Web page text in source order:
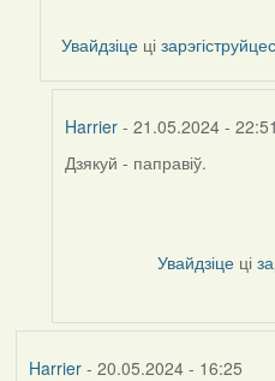
Harrier
Увайдзіце ці
Harrier- 21.05.2024 - 22:51
In
Дзякуй - паправіў.
Увайдзіце ці
Harrier- 20.05.2024 - 16:25